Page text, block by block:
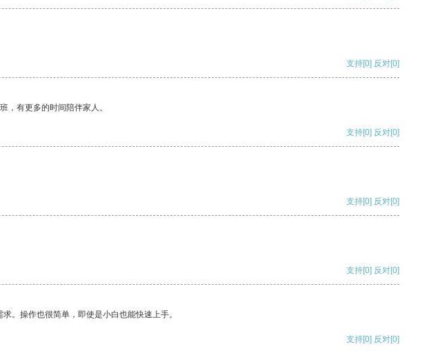
支持[0] 反对[0]
，有更多的时间陪伴家人。
支持[0] 反对[0]
支持[0] 反对[0]
支持[0] 反对[0]
。操作也很简单，即使是小白也能快速上手。
支持[0] 反对[0]